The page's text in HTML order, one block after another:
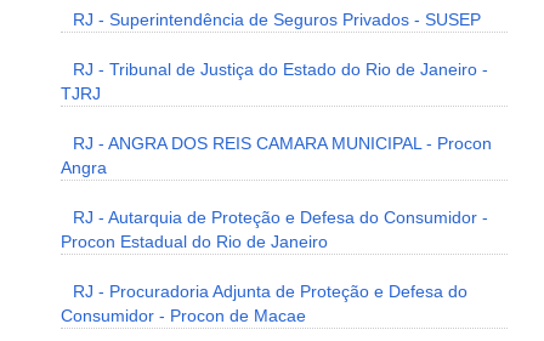
RJ - Superintendência de Seguros Privados - SUSEP
RJ - Tribunal de Justiça do Estado do Rio de Janeiro -
TJRJ
RJ - ANGRA DOS REIS CAMARA MUNICIPAL - Procon
Angra
RJ - Autarquia de Proteção e Defesa do Consumidor -
Procon Estadual do Rio de Janeiro
RJ - Procuradoria Adjunta de Proteção e Defesa do
Consumidor - Procon de Macae